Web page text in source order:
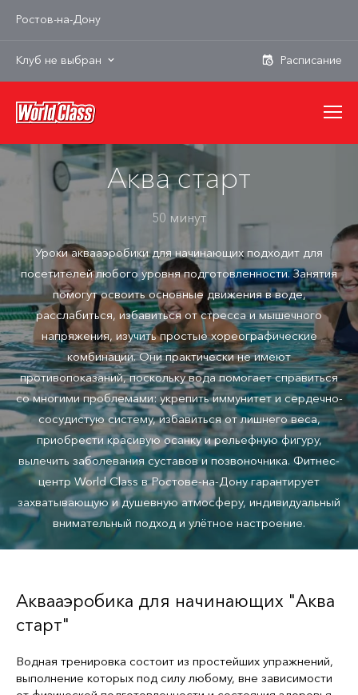
Ростов-на-Дону
Клуб не выбран
Аква старт
50 минут
Уроки аквааэробики для начинающих подходит для
посетителей любого уровня подготовленности. Занятия
помогут освоить основные движения в воде,
расслабиться, избавиться от стресса и мышечного
напряжения, изучить простые хореографические
комбинации. Они практически не имеют
противопоказаний, поскольку вода помогает справиться
со многими проблемами: укрепить иммунитет и сердечно-
сосудистую систему, избавиться от лишнего веса,
приобрести красивую осанку и рельефную фигуру,
вылечить заболевания суставов и позвоночника. Фитнес-
центр World Class в Ростове-на-Дону гарантирует
захватывающую и душевную атмосферу, индивидуальный
внимательный подход и улётное настроение.
Аквааэробика для начинающих "Аква
старт"
Водная тренировка состоит из простейших упражнений,
выполнение которых под силу любому, вне зависимости